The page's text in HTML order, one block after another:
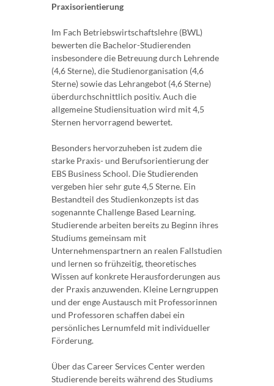
Praxisorientierung
Im Fach Betriebswirtschaftslehre (BWL)
bewerten die Bachelor-Studierenden
insbesondere die Betreuung durch Lehrende
(4,6 Sterne), die Studienorganisation (4,6
Sterne) sowie das Lehrangebot (4,6 Sterne)
überdurchschnittlich positiv. Auch die
allgemeine Studiensituation wird mit 4,5
Sternen hervorragend bewertet.
Besonders hervorzuheben ist zudem die
starke Praxis- und Berufsorientierung der
EBS Business School. Die Studierenden
vergeben hier sehr gute 4,5 Sterne. Ein
Bestandteil des Studienkonzepts ist das
sogenannte Challenge Based Learning.
Studierende arbeiten bereits zu Beginn ihres
Studiums gemeinsam mit
Unternehmenspartnern an realen Fallstudien
und lernen so frühzeitig, theoretisches
Wissen auf konkrete Herausforderungen aus
der Praxis anzuwenden. Kleine Lerngruppen
und der enge Austausch mit Professorinnen
und Professoren schaffen dabei ein
persönliches Lernumfeld mit individueller
Förderung.
Über das Career Services Center werden
Studierende bereits während des Studiums